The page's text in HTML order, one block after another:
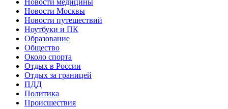
Новости Москвы
Новости путешествий
Ноутбуки и ПК
Образование
Общество
Около спорта
Отдых в России
Отдых за границей
ПДД
Политика
Происшествия